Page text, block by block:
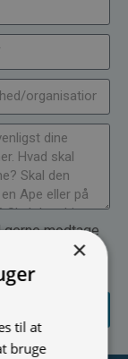
modtage
mail (bare rolig,
ikke)
×
til at
bruge